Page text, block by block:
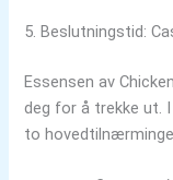
5. Beslutningstid:
Essensen av
deg for å trekke ut.
to